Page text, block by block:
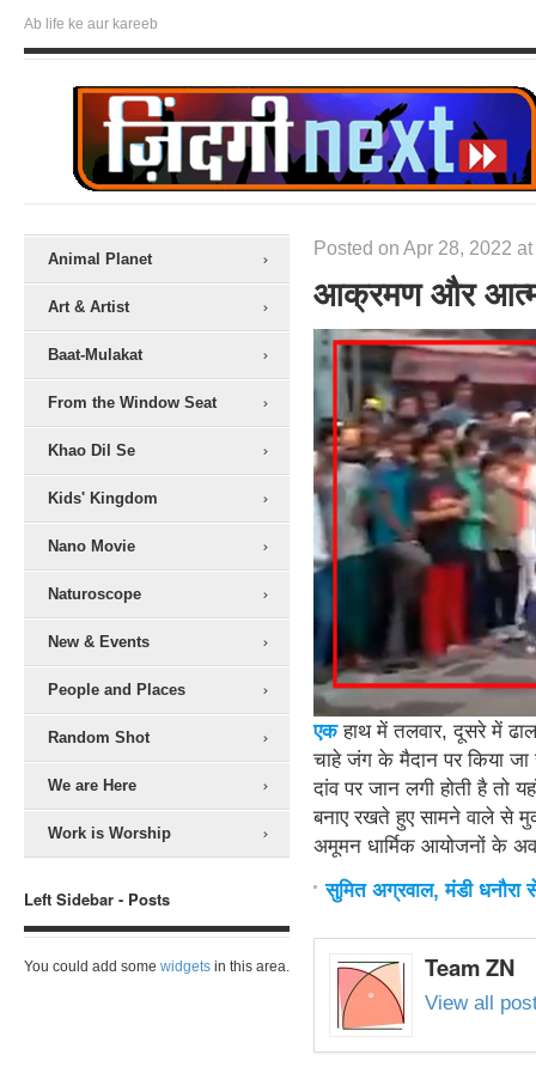
Ab life ke aur kareeb
Animal Planet
Art & Artist
Baat-Mulakat
From the Window Seat
Khao Dil Se
Kids' Kingdom
Nano Movie
Naturoscope
New & Events
People and Places
Random Shot
We are Here
Work is Worship
Left Sidebar - Posts
You could add some widgets in this area.
Posted on Apr 28, 2022
आक्रमण और
एक हाथ में तलवार, दूसरे में
चाहे जंग के मैदान पर किया जा
दांव पर जान लगी होती है तो
बनाए रखते हुए सामने वाले से
अमूमन धार्मिक आयोजनों के
सुमित अग्रवाल, मंडी धनौरा
Team ZN
View all